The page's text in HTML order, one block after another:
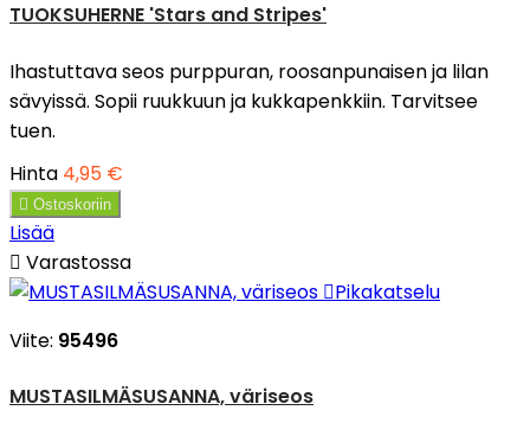
TUOKSUHERNE 'Stars and Stripes'
Ihastuttava seos purppuran, roosanpunaisen ja lilan
sävyissä. Sopii ruukkuun ja kukkapenkkiin. Tarvitsee
tuen.
Hinta 4,95 €
 Ostoskoriin
Lisää
 Varastossa
Pikakatselu
Viite: 95496
MUSTASILMÄSUSANNA, väriseos